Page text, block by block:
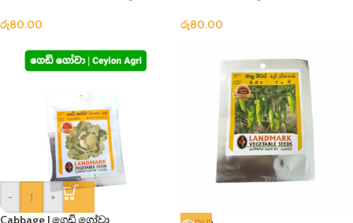
රු80.00 රු80.00
-
+
Cabbage | ගෙඩි ගෝවා